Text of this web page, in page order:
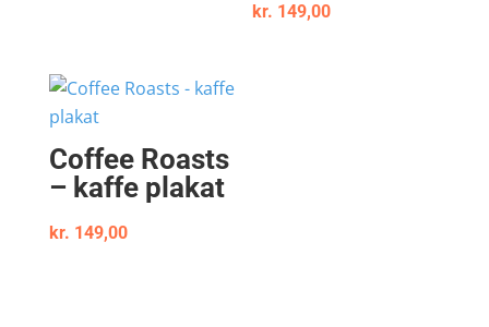
kr. 149,00
Coffee Roasts
– kaffe plakat
kr. 149,00